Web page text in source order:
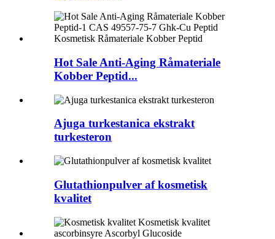
Hot Sale Anti-Aging Råmateriale
Kobber Peptid...
Ajuga turkestanica ekstrakt
turkesteron
Glutathionpulver af kosmetisk
kvalitet